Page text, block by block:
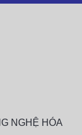
NGHỆ HÓA